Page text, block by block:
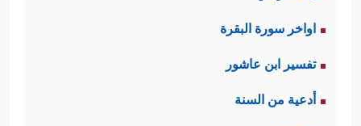
اواخر سورة البقرة
تفسير ابن عاشور
أدعية من السنة